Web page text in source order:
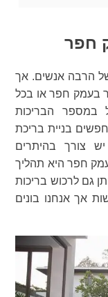
חפר
הרבה אנשים. אך
בעמק חפר או בכל
במספר הבריכות
בניית בריכת
צורך בהיתרים
חפר היא תהליך
גם לרכוש בריכות
אך אנחנו בונים